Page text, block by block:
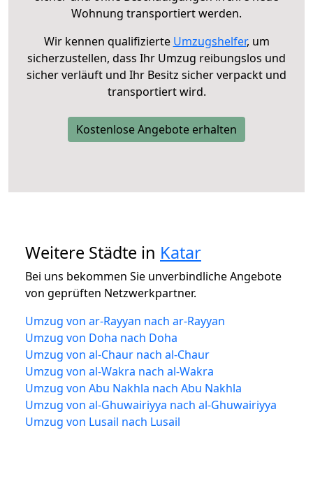
Wohnung transportiert werden.
Wir kennen qualifizierte Umzugshelfer, um
sicherzustellen, dass Ihr Umzug reibungslos und
sicher verläuft und Ihr Besitz sicher verpackt und
transportiert wird.
Kostenlose Angebote erhalten
Weitere Städte in Katar
Bei uns bekommen Sie unverbindliche Angebote
von geprüften Netzwerkpartner.
Umzug von ar-Rayyan nach ar-Rayyan
Umzug von Doha nach Doha
Umzug von al-Chaur nach al-Chaur
Umzug von al-Wakra nach al-Wakra
Umzug von Abu Nakhla nach Abu Nakhla
Umzug von al-Ghuwairiyya nach al-Ghuwairiyya
Umzug von Lusail nach Lusail